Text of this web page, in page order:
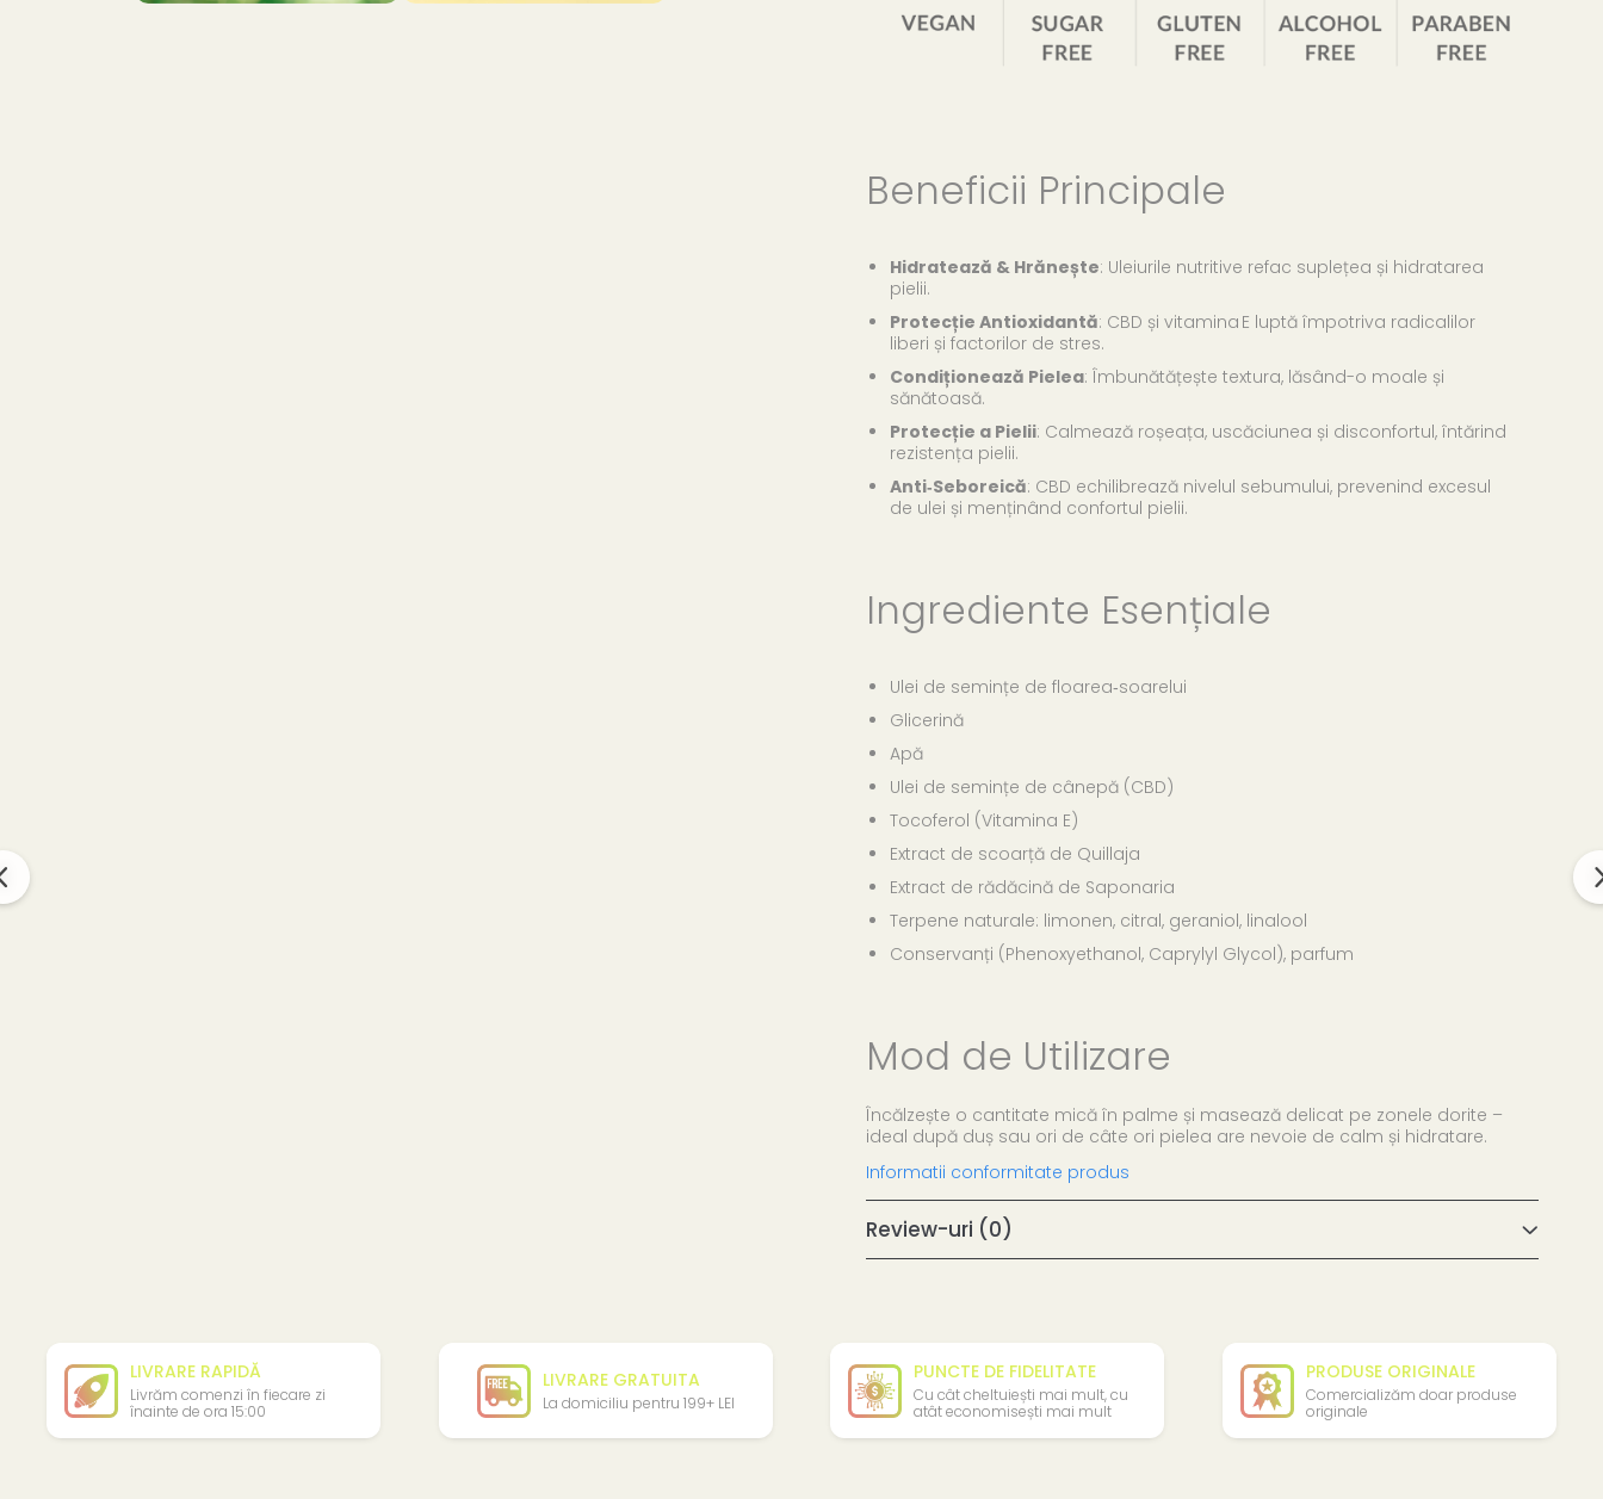
Beneficii Principale
Hidratează & Hrănește: Uleiurile nutritive refac suplețea și hidratarea
pielii.
Protecție Antioxidantă: CBD și vitamina E luptă împotriva radicalilor
liberi și factorilor de stres.
Condiționează Pielea: Îmbunătățește textura, lăsând-o moale și
sănătoasă.
Protecție a Pielii: Calmează roșeața, uscăciunea și disconfortul, întărind
rezistența pielii.
Anti‑Seboreică: CBD echilibrează nivelul sebumului, prevenind excesul
de ulei și menținând confortul pielii.
Ingrediente Esențiale
Ulei de semințe de floarea‑soarelui
Glicerină
Apă
Ulei de semințe de cânepă (CBD)
Tocoferol (Vitamina E)
Extract de scoarță de Quillaja
Extract de rădăcină de Saponaria
Terpene naturale: limonen, citral, geraniol, linalool
Conservanți (Phenoxyethanol, Caprylyl Glycol), parfum
Mod de Utilizare
Încălzește o cantitate mică în palme și masează delicat pe zonele dorite –
ideal după duș sau ori de câte ori pielea are nevoie de calm și hidratare.
Informatii conformitate produs
Review-uri (0)
LIVRARE RAPIDĂ
Livrăm comenzi în fiecare zi
înainte de ora 15:00
LIVRARE GRATUITA
La domiciliu pentru 199+ LEI
PUNCTE DE FIDELITATE
Cu cât cheltuiești mai mult, cu
atât economisești mai mult
PRODUSE ORIGINALE
Comercializăm doar produse
originale